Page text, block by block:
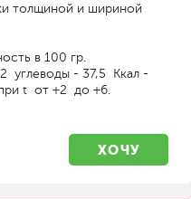
толщиной и шириной
в 100 гр.
углеводы - 37,5 Ккал -
t от +2 до +6.
ХОЧУ